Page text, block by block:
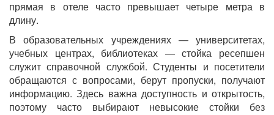
прямая в отеле часто превышает четыре метра в
длину.
В образовательных учреждениях — университетах,
учебных центрах, библиотеках — стойка ресепшен
служит справочной службой. Студенты и посетители
обращаются с вопросами, берут пропуски, получают
информацию. Здесь важна доступность и открытость,
поэтому часто выбирают невысокие стойки без